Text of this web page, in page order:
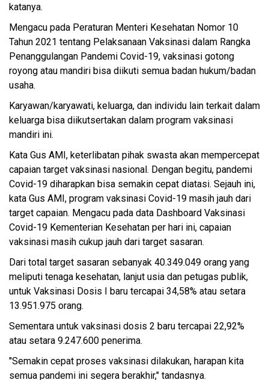
katanya.
Mengacu pada Peraturan Menteri Kesehatan Nomor 10
Tahun 2021 tentang Pelaksanaan Vaksinasi dalam Rangka
Penanggulangan Pandemi Covid-19, vaksinasi gotong
royong atau mandiri bisa diikuti semua badan hukum/badan
usaha.
Karyawan/karyawati, keluarga, dan individu lain terkait dalam
keluarga bisa diikutsertakan dalam program vaksinasi
mandiri ini.
Kata Gus AMI, keterlibatan pihak swasta akan mempercepat
capaian target vaksinasi nasional. Dengan begitu, pandemi
Covid-19 diharapkan bisa semakin cepat diatasi. Sejauh ini,
kata Gus AMI, program vaksinasi Covid-19 masih jauh dari
target capaian. Mengacu pada data Dashboard Vaksinasi
Covid-19 Kementerian Kesehatan per hari ini, capaian
vaksinasi masih cukup jauh dari target sasaran.
Dari total target sasaran sebanyak 40.349.049 orang yang
meliputi tenaga kesehatan, lanjut usia dan petugas publik,
untuk Vaksinasi Dosis I baru tercapai 34,58% atau setara
13.951.975 orang.
Sementara untuk vaksinasi dosis 2 baru tercapai 22,92%
atau setara 9.247.600 penerima.
"Semakin cepat proses vaksinasi dilakukan, harapan kita
semua pandemi ini segera berakhir," tandasnya.